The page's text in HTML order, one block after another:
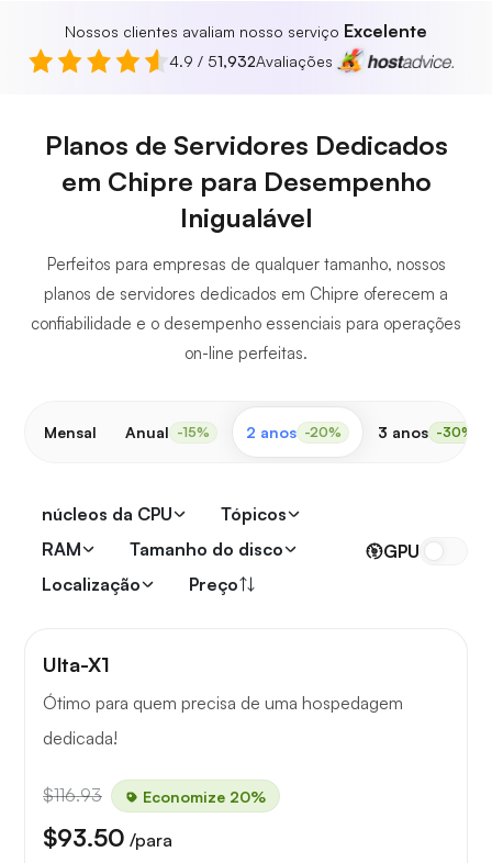
Nossos clientes avaliam nosso serviço Excelente
4.9 / 51,932Avaliações
Planos de Servidores Dedicados
em Chipre para Desempenho
Inigualável
Perfeitos para empresas de qualquer tamanho, nossos
planos de servidores dedicados em Chipre oferecem a
confiabilidade e o desempenho essenciais para operações
on-line perfeitas.
Mensal Anual -15% 2 anos -20% 3 anos -30%
núcleos da CPU
Tópicos
RAM
Tamanho do disco
Localização
Preço
GPU
Ulta-X1
Ótimo para quem precisa de uma hospedagem
dedicada!
$116.93 Economize 20%
$93.50 /para